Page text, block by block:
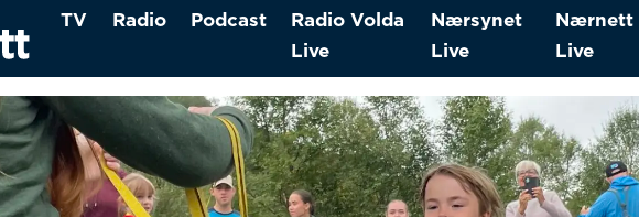
TV Radio Podcast
Radio Volda
Live
Nærsynet
Live
Nærnett
Live